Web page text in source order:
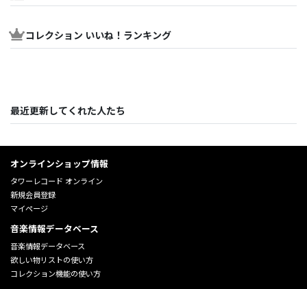
コレクション いいね！ランキング
最近更新してくれた人たち
オンラインショップ情報
タワーレコード オンライン
新規会員登録
マイページ
音楽情報データベース
音楽情報データベース
欲しい物リストの使い方
コレクション機能の使い方